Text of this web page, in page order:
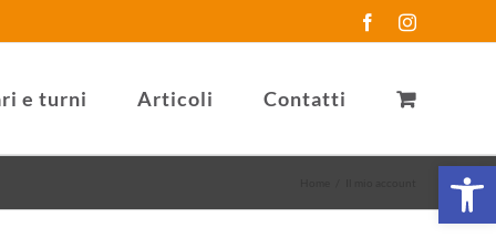
FacebookInstagram
e turni Articoli Contatti